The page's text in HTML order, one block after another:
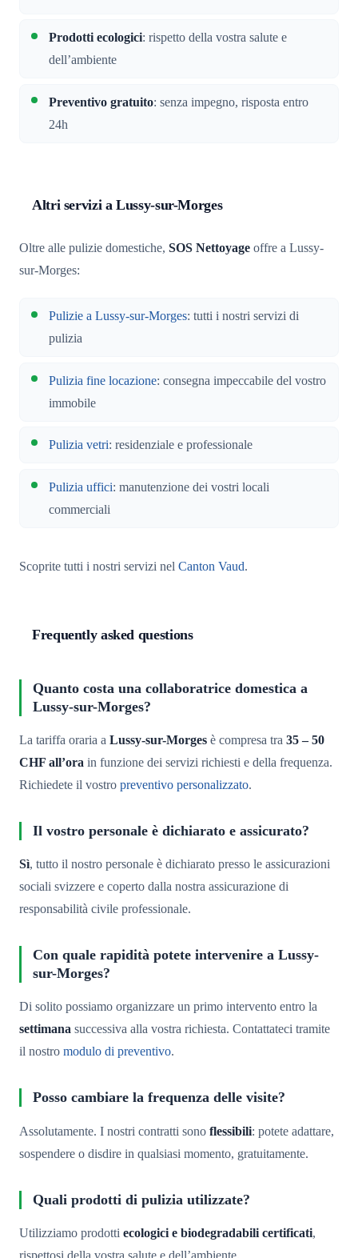
Prodotti ecologici: rispetto della vostra salute e
dell’ambiente
Preventivo gratuito: senza impegno, risposta entro
24h
Altri servizi a Lussy-sur-Morges
Oltre alle pulizie domestiche, SOS Nettoyage offre a Lussy-
sur-Morges:
Pulizie a Lussy-sur-Morges: tutti i nostri servizi di
pulizia
Pulizia fine locazione: consegna impeccabile del vostro
immobile
Pulizia vetri: residenziale e professionale
Pulizia uffici: manutenzione dei vostri locali
commerciali
Scoprite tutti i nostri servizi nel Canton Vaud.
Frequently asked questions
Quanto costa una collaboratrice domestica a
Lussy-sur-Morges?
La tariffa oraria a Lussy-sur-Morges è compresa tra 35 – 50
CHF all’ora in funzione dei servizi richiesti e della frequenza.
Richiedete il vostro preventivo personalizzato.
Il vostro personale è dichiarato e assicurato?
Sì, tutto il nostro personale è dichiarato presso le assicurazioni
sociali svizzere e coperto dalla nostra assicurazione di
responsabilità civile professionale.
Con quale rapidità potete intervenire a Lussy-
sur-Morges?
Di solito possiamo organizzare un primo intervento entro la
settimana successiva alla vostra richiesta. Contattateci tramite
il nostro modulo di preventivo.
Posso cambiare la frequenza delle visite?
Assolutamente. I nostri contratti sono flessibili: potete adattare,
sospendere o disdire in qualsiasi momento, gratuitamente.
Quali prodotti di pulizia utilizzate?
Utilizziamo prodotti ecologici e biodegradabili certificati,